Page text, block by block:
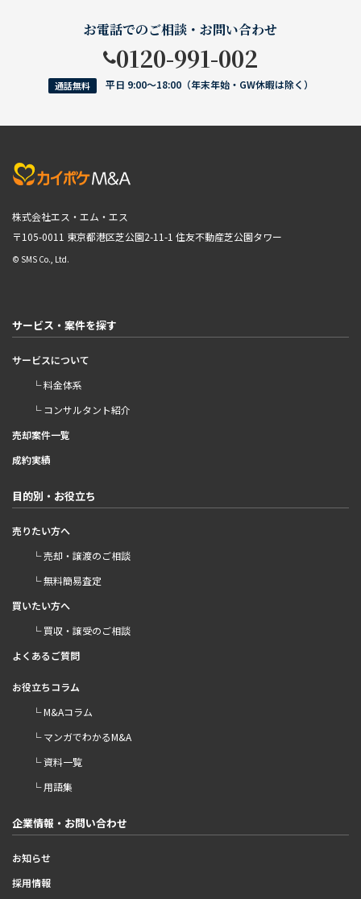
お電話でのご相談・お問い合わせ
0120-991-002
通話無料 平日 9:00〜18:00（年末年始・GW休暇は除く）
株式会社エス・エム・エス
〒105-0011 東京都港区芝公園2-11-1 住友不動産芝公園タワー
© SMS Co., Ltd.
サービス・案件を探す
サービスについて
└ 料金体系
└ コンサルタント紹介
売却案件一覧
成約実績
目的別・お役立ち
売りたい方へ
└ 売却・譲渡のご相談
└ 無料簡易査定
買いたい方へ
└ 買収・譲受のご相談
よくあるご質問
お役立ちコラム
└ M&Aコラム
└ マンガでわかるM&A
└ 資料一覧
└ 用語集
企業情報・お問い合わせ
お知らせ
採用情報